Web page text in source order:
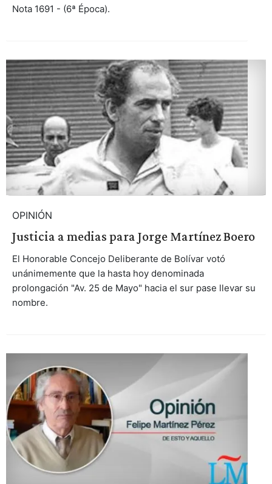
Nota 1691 - (6ª Época).
OPINIÓN
Justicia a medias para Jorge Martínez Boero
El Honorable Concejo Deliberante de Bolívar votó
unánimemente que la hasta hoy denominada
prolongación "Av. 25 de Mayo" hacia el sur pase llevar su
nombre.